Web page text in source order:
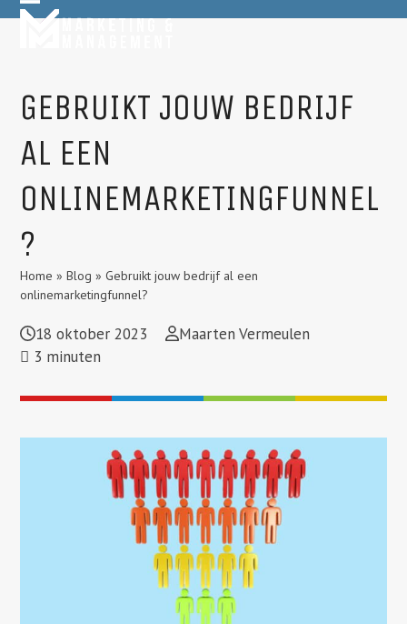
SkipOpen
Close
GEBRUIKT JOUW BEDRIJF
AL EEN
ONLINEMARKETINGFUNNEL
?
Home »Blog »Gebruikt jouw bedrijf al een
onlinemarketingfunnel?
18 oktober 2023
Maarten Vermeulen
3 minuten